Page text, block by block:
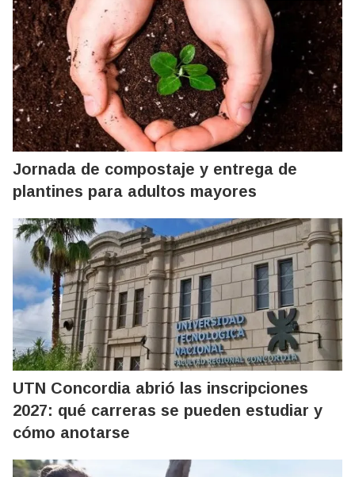
Jornada de compostaje y entrega de
plantines para adultos mayores
UTN Concordia abrió las inscripciones
2027: qué carreras se pueden estudiar y
cómo anotarse